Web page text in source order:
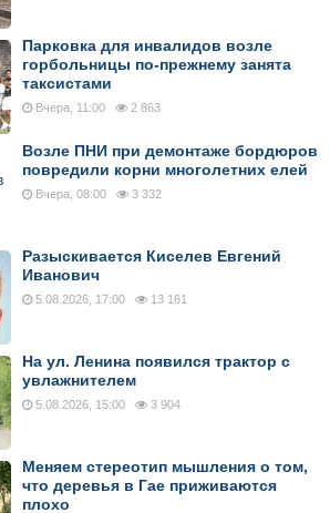
Парковка для инвалидов возле
горбольницы по-прежнему занята
таксистами
Вчера, 11:00 2 863
Возле ПНИ при демонтаже бордюров
повредили корни многолетних елей
Вчера, 08:00 3 332
Разыскивается Киселев Евгений
Иванович
5.08.2026, 17:00 13 161
На ул. Ленина появился трактор с
увлажнителем
5.08.2026, 15:00 3 904
Меняем стереотип мышления о том,
что деревья в Гае приживаются
плохо